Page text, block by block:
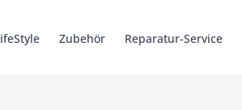
Zubehör Reparatur-Service